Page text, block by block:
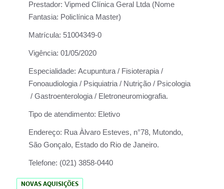
Prestador: Vipmed Clínica Geral Ltda (Nome
Fantasia: Policlínica Master)
Matrícula: 51004349-0
Vigência: 01/05/2020
Especialidade: Acupuntura / Fisioterapia /
Fonoaudiologia / Psiquiatria / Nutrição / Psicologia
/ Gastroenterologia / Eletroneuromiografia.
Tipo de atendimento: Eletivo
Endereço: Rua Àlvaro Esteves, n°78, Mutondo,
São Gonçalo, Estado do Rio de Janeiro.
Telefone: (021) 3858-0440
NOVAS AQUISIÇÕES